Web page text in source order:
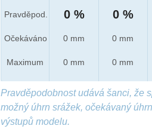
Pravděpod.
Očekáváno
Maximum
0 %
0 mm
0 mm
0 %
0 mm
0 mm
Pravděpodobnost udává šanci, že
možný úhrn srážek, očekávaný
výstupů modelu.